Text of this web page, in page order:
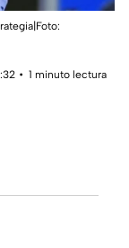
1 minuto lectura